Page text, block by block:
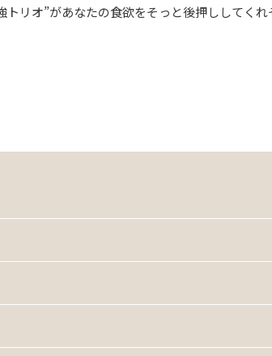
リオ”があなたの食欲をそっと後押ししてくれ